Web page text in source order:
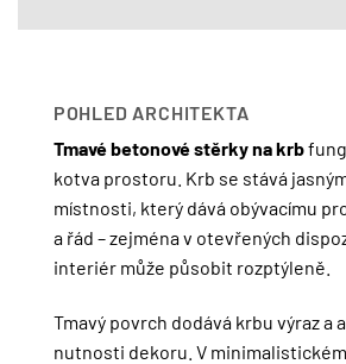
POHLED ARCHITEKTA
Tmavé betonové stěrky na krb
kotva prostoru. Krb se stává
místnosti, který dává obývacímu
a řád – zejména v otevřených
interiér může působit rozptýleně.
Tmavý povrch dodává krbu výraz a
nutnosti dekoru. V